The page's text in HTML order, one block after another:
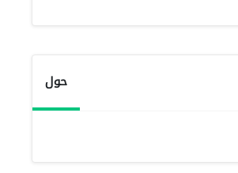
حول